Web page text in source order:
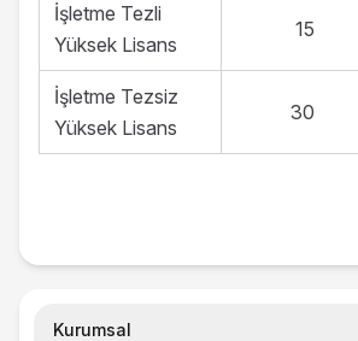
Kurumsal
İşletme Tezli
Yüksek Lisans
15
İşletme Tezsiz
Yüksek Lisans
30